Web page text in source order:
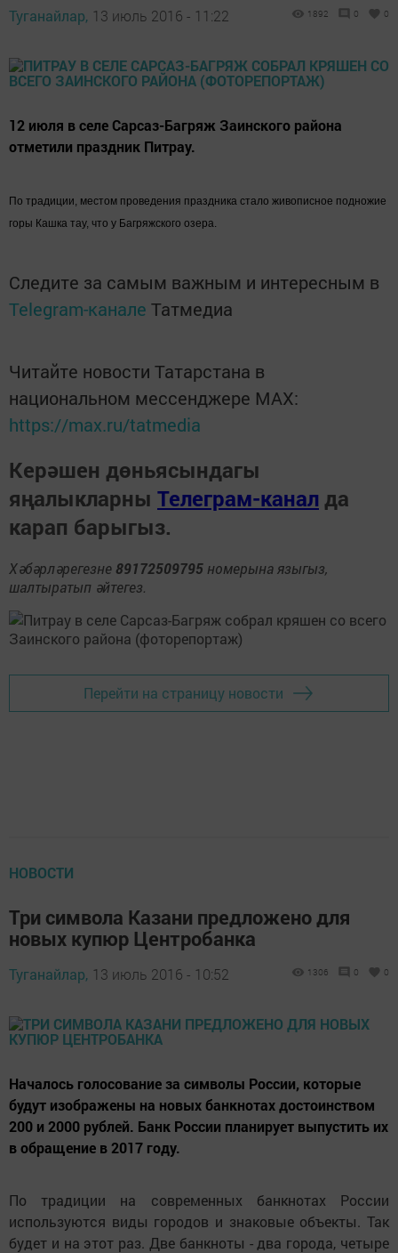
Туганайлар, 13 июль 2016 - 11:22 1892 0 0
12 июля в селе Сарсаз-Багряж Заинского района
отметили праздник Питрау.
По традиции, местом проведения праздника стало живописное подножие
горы Кашка тау, что у Багряжского озера.
Следите за самым важным и интересным в
Telegram-канале Татмедиа
Читайте новости Татарстана в
национальном мессенджере MАХ:
https://max.ru/tatmedia
Керәшен дөньясындагы
яңалыкларны Телеграм-канал да
карап барыгыз.
Хәбәрләрегезне 89172509795 номерына языгыз,
шалтыратып әйтегез.
Перейти на страницу новости
НОВОСТИ
Три символа Казани предложено для
новых купюр Центробанка
Туганайлар, 13 июль 2016 - 10:52 1306 0 0
Началось голосование за символы России, которые
будут изображены на новых банкнотах достоинством
200 и 2000 рублей. Банк России планирует выпустить их
в обращение в 2017 году.
По традиции на современных банкнотах России
используются виды городов и знаковые объекты. Так
будет и на этот раз. Две банкноты - два города, четыре